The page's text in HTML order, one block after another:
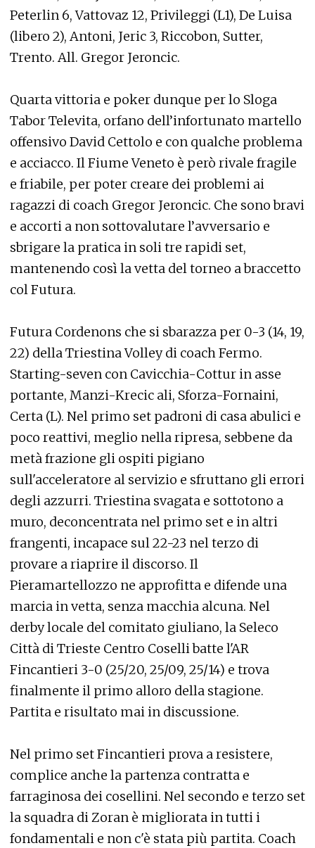
Peterlin 6, Vattovaz 12, Privileggi (L1), De Luisa
(libero 2), Antoni, Jeric 3, Riccobon, Sutter,
Trento. All. Gregor Jeroncic.
Quarta vittoria e poker dunque per lo Sloga
Tabor Televita, orfano dell’infortunato martello
offensivo David Cettolo e con qualche problema
e acciacco. Il Fiume Veneto è però rivale fragile
e friabile, per poter creare dei problemi ai
ragazzi di coach Gregor Jeroncic. Che sono bravi
e accorti a non sottovalutare l’avversario e
sbrigare la pratica in soli tre rapidi set,
mantenendo così la vetta del torneo a braccetto
col Futura.
Futura Cordenons che si sbarazza per 0-3 (14, 19,
22) della Triestina Volley di coach Fermo.
Starting-seven con Cavicchia-Cottur in asse
portante, Manzi-Krecic ali, Sforza-Fornaini,
Certa (L). Nel primo set padroni di casa abulici e
poco reattivi, meglio nella ripresa, sebbene da
metà frazione gli ospiti pigiano
sull'acceleratore al servizio e sfruttano gli errori
degli azzurri. Triestina svagata e sottotono a
muro, deconcentrata nel primo set e in altri
frangenti, incapace sul 22-23 nel terzo di
provare a riaprire il discorso. Il
Pieramartellozzo ne approfitta e difende una
marcia in vetta, senza macchia alcuna. Nel
derby locale del comitato giuliano, la Seleco
Città di Trieste Centro Coselli batte l'AR
Fincantieri 3-0 (25/20, 25/09, 25/14) e trova
finalmente il primo alloro della stagione.
Partita e risultato mai in discussione.
Nel primo set Fincantieri prova a resistere,
complice anche la partenza contratta e
farraginosa dei cosellini. Nel secondo e terzo set
la squadra di Zoran è migliorata in tutti i
fondamentali e non c'è stata più partita. Coach